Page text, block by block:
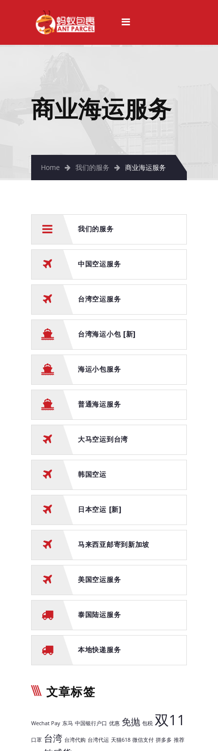
关于我们
台湾空运
台湾到新加坡
日本空运
美国空运
电商仓储配送服务
普通海运服务
台湾海运服务
泰国陆运到马来西亚
商业海运服务
整柜FCL海运服务
马来西亚邮寄到台湾
马来西亚邮寄到中国
马来西亚邮寄到新加坡
本地快递服务
常见问题 FAQ
常用工具
敏感货查询大全
台湾快递查询 | 包裹查詢
Antparcel Hub 分行
用户中心
商业海运服务
Home 我们的服务 商业海运服务
我们的服务
中国空运服务
台湾空运服务
台湾海运小包 [新]
海运小包服务
普通海运服务
大马空运到台湾
韩国空运
日本空运 [新]
马来西亚邮寄到新加坡
美国空运服务
泰国陆运服务
本地快递服务
文章标签
Wechat Pay 东马 中国银行户口 优惠 免抛 包税 双11
口罩 台湾 台湾代购 台湾代运 天猫618 微信支付 拼多多 推荐